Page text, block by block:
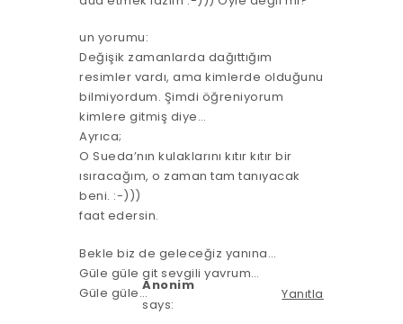
un yorumu:
Değişik zamanlarda dağıttığım
resimler vardı, ama kimlerde olduğunu
bilmiyordum. Şimdi öğreniyorum
kimlere gitmiş diye…
Ayrıca;
O Sueda’nın kulaklarını kıtır kıtır bir
ısıracağım, o zaman tam tanıyacak
beni. :-)))
faat edersin.
Bekle biz de geleceğiz yanına…
Güle güle git sevgili yavrum…
Güle güle…
Yanıtla
Anonim
says: